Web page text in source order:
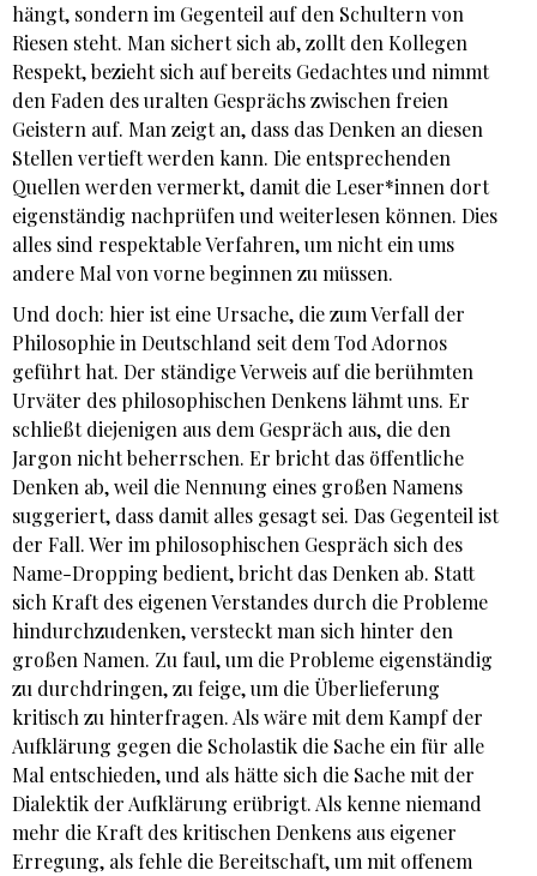
hängt, sondern im Gegenteil auf den Schultern von
Riesen steht. Man sichert sich ab, zollt den Kollegen
Respekt, bezieht sich auf bereits Gedachtes und nimmt
den Faden des uralten Gesprächs zwischen freien
Geistern auf. Man zeigt an, dass das Denken an diesen
Stellen vertieft werden kann. Die entsprechenden
Quellen werden vermerkt, damit die Leser*innen dort
eigenständig nachprüfen und weiterlesen können. Dies
alles sind respektable Verfahren, um nicht ein ums
andere Mal von vorne beginnen zu müssen.
Und doch: hier ist eine Ursache, die zum Verfall der
Philosophie in Deutschland seit dem Tod Adornos
geführt hat. Der ständige Verweis auf die berühmten
Urväter des philosophischen Denkens lähmt uns. Er
schließt diejenigen aus dem Gespräch aus, die den
Jargon nicht beherrschen. Er bricht das öffentliche
Denken ab, weil die Nennung eines großen Namens
suggeriert, dass damit alles gesagt sei. Das Gegenteil ist
der Fall. Wer im philosophischen Gespräch sich des
Name-Dropping bedient, bricht das Denken ab. Statt
sich Kraft des eigenen Verstandes durch die Probleme
hindurchzudenken, versteckt man sich hinter den
großen Namen. Zu faul, um die Probleme eigenständig
zu durchdringen, zu feige, um die Überlieferung
kritisch zu hinterfragen. Als wäre mit dem Kampf der
Aufklärung gegen die Scholastik die Sache ein für alle
Mal entschieden, und als hätte sich die Sache mit der
Dialektik der Aufklärung erübrigt. Als kenne niemand
mehr die Kraft des kritischen Denkens aus eigener
Erregung, als fehle die Bereitschaft, um mit offenem